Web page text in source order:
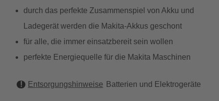
durch das perfekte Zusammenspiel von Akku und
Ladegerät werden die Makita-Akkus geschont
für alle, die immer einsatzbereit sein wollen
perfekte Energiequelle für die Makita Maschinen
Entsorgungshinweise Batterien und Elektrogeräte